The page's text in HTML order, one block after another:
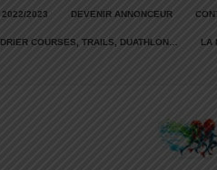
2022/2023 DEVENIR ANNONCEUR
COURSES, TRAILS, DUATHLON… LA